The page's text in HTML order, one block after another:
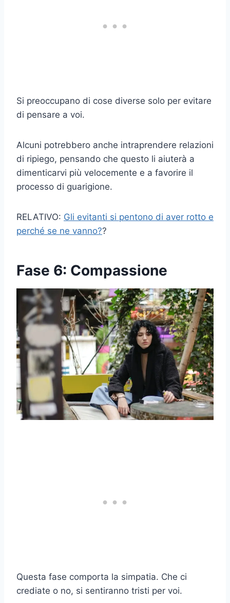
Si preoccupano di cose diverse solo per evitare
di pensare a voi.
Alcuni potrebbero anche intraprendere relazioni
di ripiego, pensando che questo li aiuterà a
dimenticarvi più velocemente e a favorire il
processo di guarigione.
RELATIVO: Gli evitanti si pentono di aver rotto e
perché se ne vanno??
Fase 6: Compassione
Questa fase comporta la simpatia. Che ci
crediate o no, si sentiranno tristi per voi.